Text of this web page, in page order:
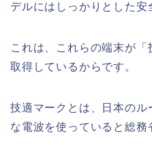
デルにはしっかりとした安
これは、これらの端末が
取得しているからです。
技適マークとは、日本のル
な電波を使っていると総務